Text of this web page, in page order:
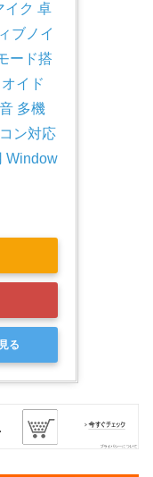
イク 卓
ブノイ
ード搭
イド
多機
ン対応
Window
る